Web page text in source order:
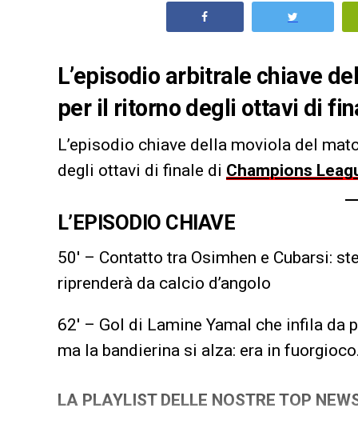
L’episodio arbitrale chiave
per il ritorno degli ottavi di
L’episodio chiave della moviola del
degli ottavi di finale di Champions
L’EPISODIO CHIAVE
50′ – Contatto tra Osimhen e Cubarsi:
riprenderà da calcio d’angolo
62′ – Gol di Lamine Yamal che infila da
ma la bandierina si alza: era in
LA PLAYLIST DELLE NOSTRE TOP